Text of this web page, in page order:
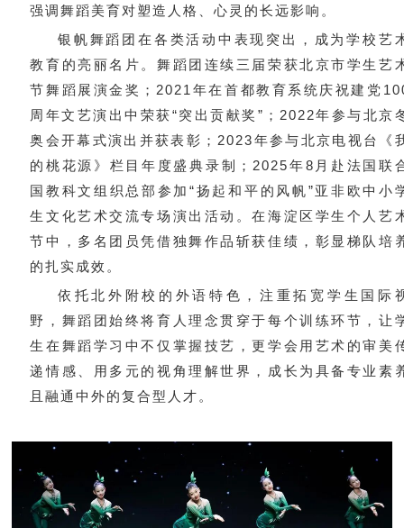
强调舞蹈美育对塑造人格、心灵的长远影响。
银帆舞蹈团在各类活动中表现突出，成为学校艺
教育的亮丽名片。舞蹈团连续三届荣获北京市学生艺
节舞蹈展演金奖；2021年在首都教育系统庆祝建党
周年文艺演出中荣获“突出贡献奖”；2022年参与北京
奥会开幕式演出并获表彰；2023年参与北京电视台《
的桃花源》栏目年度盛典录制；2025年8月赴法国联
国教科文组织总部参加“扬起和平的风帆”亚非欧中小
生文化艺术交流专场演出活动。在海淀区学生个人艺
节中，多名团员凭借独舞作品斩获佳绩，彰显梯队培
的扎实成效。
依托北外附校的外语特色，注重拓宽学生国际
野，舞蹈团始终将育人理念贯穿于每个训练环节，让
生在舞蹈学习中不仅掌握技艺，更学会用艺术的审美
递情感、用多元的视角理解世界，成长为具备专业素
且融通中外的复合型人才。